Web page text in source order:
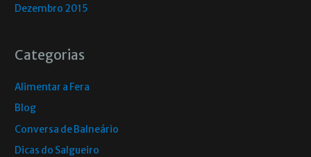
Dezembro 2015
Categorias
Alimentar a Fera
Blog
Conversa de Balneário
Dicas do Salgueiro